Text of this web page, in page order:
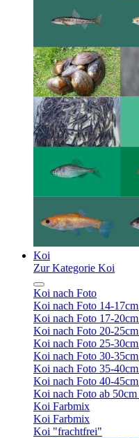
Koi
Zur Kategorie Koi
Koi nach Foto
Koi nach Foto 14-
Koi nach Foto 17-
Koi nach Foto 20-
Koi nach Foto 25-
Koi nach Foto 30-
Koi nach Foto 35-
Koi nach Foto 40-
Koi nach Foto ab
Koi Farbmix
Koi Farbmix
Koi "frachtfrei"